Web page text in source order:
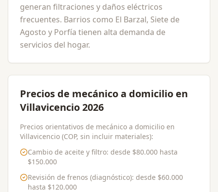
generan filtraciones y daños eléctricos
frecuentes. Barrios como El Barzal, Siete de
Agosto y Porfía tienen alta demanda de
servicios del hogar.
Precios de mecánico a domicilio en
Villavicencio 2026
Precios orientativos de mecánico a domicilio en
Villavicencio (COP, sin incluir materiales):
Cambio de aceite y filtro: desde $80.000 hasta
$150.000
Revisión de frenos (diagnóstico): desde $60.000
hasta $120.000